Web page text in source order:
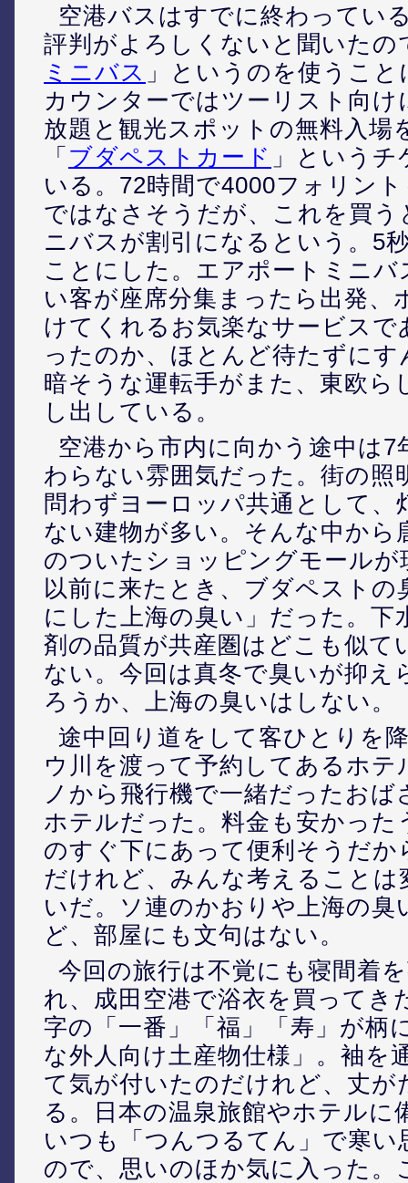
空港バスはすでに終わってい
評判がよろしくないと聞いたの
ミニバス 」というのを使うこ
カウンターではツーリスト向け
放題と観光スポットの無料入場
「 ブダペストカード 」という
いる。72時間で4000フォリン
ではなさそうだが、これを買
ニバスが割引になるという。5
ことにした。エアポートミニバ
い客が座席分集まったら出発、
けてくれるお気楽なサービスで
ったのか、ほとんど待たずに
暗そうな運転手がまた、東欧ら
し出している。
空港から市内に向かう途中は7
わらない雰囲気だった。街の照
問わずヨーロッパ共通として、
ない建物が多い。そんな中から
のついたショッピングモール
以前に来たとき、ブダペストの
にした上海の臭い」だった。下
剤の品質が共産圏はどこも似て
ない。今回は真冬で臭いが抑え
ろうか、上海の臭いはしない。
途中回り道をして客ひとりを
ウ川を渡って予約してあるホテ
ノから飛行機で一緒だったおば
ホテルだった。料金も安かった
のすぐ下にあって便利そうだ
だけれど、みんな考えること
いだ。ソ連のかおりや上海の臭
ど、部屋にも文句はない。
今回の旅行は不覚にも寝間着
れ、成田空港で浴衣を買ってき
字の「一番」「福」「寿」が柄
な外人向け土産物仕様」。袖を
て気が付いたのだけれど、丈が
る。日本の温泉旅館やホテルに
いつも「つんつるてん」で寒い
ので、思いのほか気に入った。